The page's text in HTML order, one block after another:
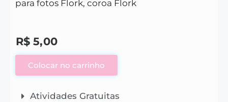
para fotos Flork, coroa Flork
R$ 5,00
Colocar no carrinho
Atividades Gratuitas